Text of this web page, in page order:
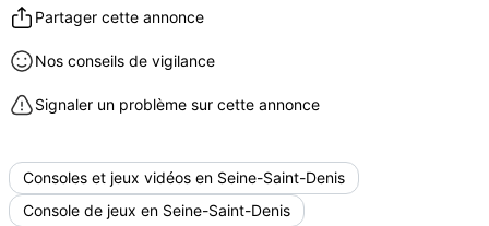
Partager cette annonce
Nos conseils de vigilance
Signaler un problème sur cette annonce
Consoles et jeux vidéos en Seine-Saint-Denis
Console de jeux en Seine-Saint-Denis